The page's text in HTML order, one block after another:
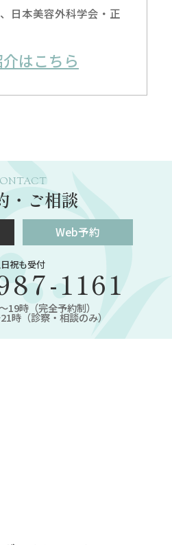
日本美容外科学会・正
はこちら
・ご相談
Web予約
祝も受付
1161
19時（完全予約制）
時（診察・相談のみ）